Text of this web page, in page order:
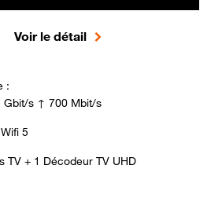
Voir le détail
:
Gbit/s ↑ 700 Mbit/s
5
TV + 1 Décodeur TV UHD